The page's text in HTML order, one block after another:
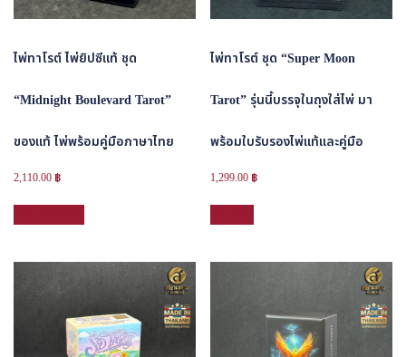
ไพ่ทาโรต์ ไพ่ยิปซีแท้ ชุด
“Midnight Boulevard Tarot”
ของแท้ ไพ่พร้อมคู่มือภาษาไทย
2,110.00 ฿
ไพ่ทาโรต์ ชุด “Super Moon
Tarot” รุ่นนี้บรรจุในถุงใส่ไพ่ มา
พร้อมใบรับรองไพ่แท้และคู่มือ
1,299.00 ฿